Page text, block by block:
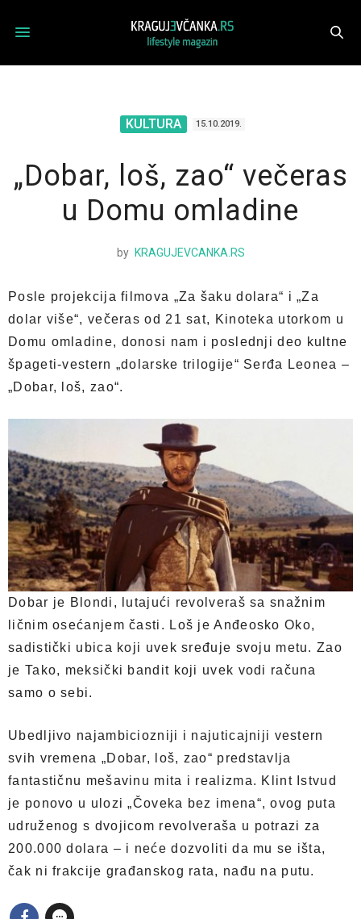
KULTURA 15.10.2019.
„Dobar, loš, zao“ večeras
u Domu omladine
by KRAGUJEVCANKA.RS
Posle projekcija filmova „Za šaku dolara“ i „Za
dolar više“, večeras od 21 sat, Kinoteka utorkom u
Domu omladine, donosi nam i poslednji deo kultne
špageti-vestern „dolarske trilogije“ Serđa Leonea –
„Dobar, loš, zao“.
Dobar je Blondi, lutajući revolveraš sa snažnim
ličnim osećanjem časti. Loš je Anđeosko Oko,
sadistički ubica koji uvek sređuje svoju metu. Zao
je Tako, meksički bandit koji uvek vodi računa
samo o sebi.
Ubedljivo najambiciozniji i najuticajniji vestern
svih vremena „Dobar, loš, zao“ predstavlja
fantastičnu mešavinu mita i realizma. Klint Istvud
je ponovo u ulozi „Čoveka bez imena“, ovog puta
udruženog s dvojicom revolveraša u potrazi za
200.000 dolara – i neće dozvoliti da mu se išta,
čak ni frakcije građanskog rata, nađu na putu.